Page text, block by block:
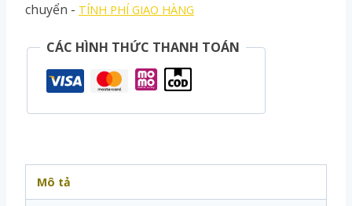
chuyển - TÍNH PHÍ GIAO HÀNG
CÁC HÌNH THỨC THANH TOÁN
Mô tả